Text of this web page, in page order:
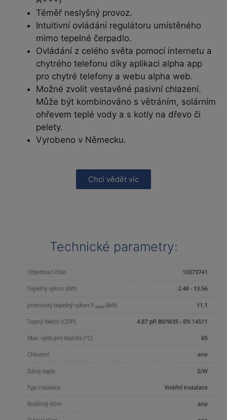
Téměř neslyšný provoz.
Intuitivní ovládání regulátoru umístěného
mimo tepelné čerpadlo.
Ovládání z celého světa pomocí internetu a
chytrého telefonu díky aplikaci alpha app
pro chytré telefony a webu alpha web.
Možné zvolit vestavěné pasivní chlazení.
Může být kombinováno s větráním, solárním
ohřevem teplé vody a s kotly na dřevo či
pelety.
Vyrobeno v Německu.
Chci vědět víc
Technické parametry: